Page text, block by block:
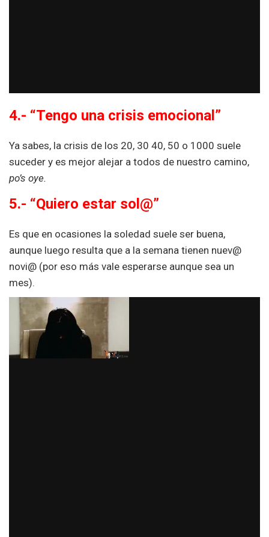
4.- “Tengo una crisis emocional”
Ya sabes, la crisis de los 20, 30 40, 50 o 1000 suele
suceder y es mejor alejar a todos de nuestro camino,
po’s oye.
5.- “Quiero estar sol@”
Es que en ocasiones la soledad suele ser buena,
aunque luego resulta que a la semana tienen nuev@
novi@ (por eso más vale esperarse aunque sea un
mes).